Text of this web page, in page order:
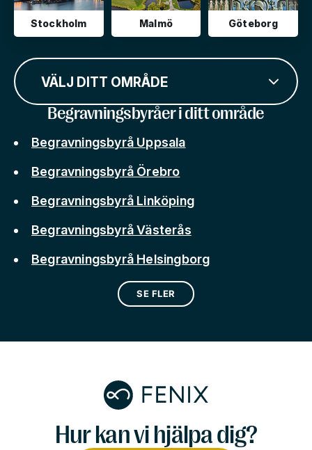
Stockholm Malmö Göteborg
VÄLJ DITT OMRÅDE
Begravningsbyråer i ditt område
Begravningsbyrå Uppsala
Begravningsbyrå Örebro
Begravningsbyrå Linköping
Begravningsbyrå Västerås
Begravningsbyrå Helsingborg
SE FLER
Hur kan vi hjälpa dig?